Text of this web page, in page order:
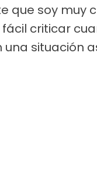
que soy muy
criticar
una situación